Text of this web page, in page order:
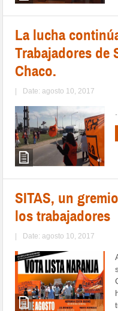
La lucha
Trabajadores de
Chaco.
| Date: agosto 10, 2017
SITAS, un
los trabajadores
| Date: agosto 10, 2017